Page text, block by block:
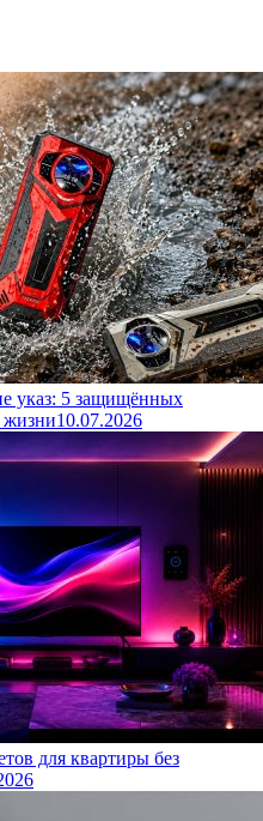
указ: 5 защищённых
жизни10.07.2026
для квартиры без